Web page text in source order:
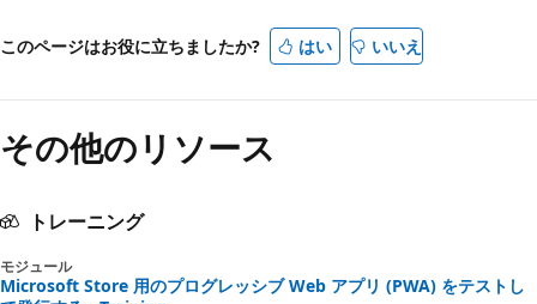
このページはお役に立ちましたか? はい いいえ
その他のリソース
トレーニング
モジュール
Microsoft Store 用のプログレッシブ Web アプリ (PWA) をテストし